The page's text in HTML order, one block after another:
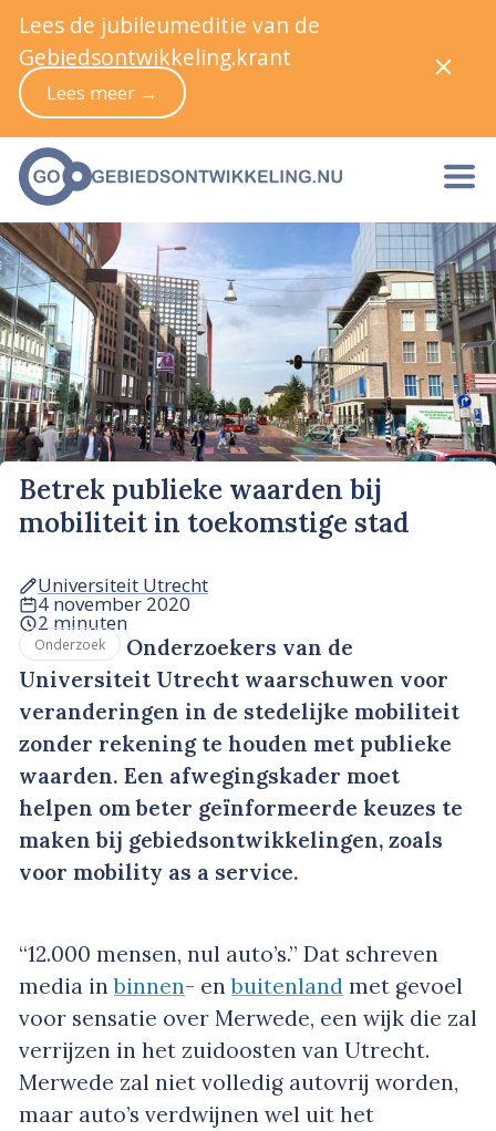
Betrek publieke waarden bij
mobiliteit in toekomstige stad
Universiteit Utrecht
4 november 2020
2 minuten
Onderzoek
Onderzoekers van de
Universiteit Utrecht waarschuwen voor
veranderingen in de stedelijke mobiliteit
zonder rekening te houden met publieke
waarden. Een afwegingskader moet
helpen om beter geïnformeerde keuzes te
maken bij gebiedsontwikkelingen, zoals
voor mobility as a service.
“12.000 mensen, nul auto’s.” Dat schreven
media inbinnen- enbuitenland met gevoel
voor sensatie over Merwede, een wijk die zal
verrijzen in het zuidoosten van Utrecht.
Merwede zal niet volledig autovrij worden,
maar auto’s verdwijnen wel uit het
Lees de jubileumeditie van de
Gebiedsontwikkeling.krant
Lees meer →